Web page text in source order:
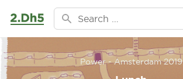
Ga naar de inhoud
Search for:
Power - Amsterdam 2019